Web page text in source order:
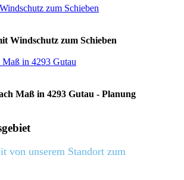
Windschutz zum Schieben
Maß in 4293 Gutau - Planung
von unserem Standort zum